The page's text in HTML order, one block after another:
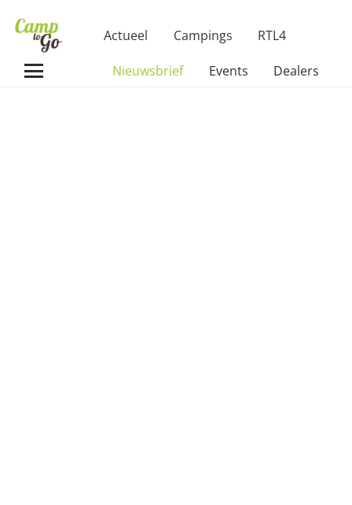
Actueel Campings RTL4
Nieuwsbrief Events Dealers